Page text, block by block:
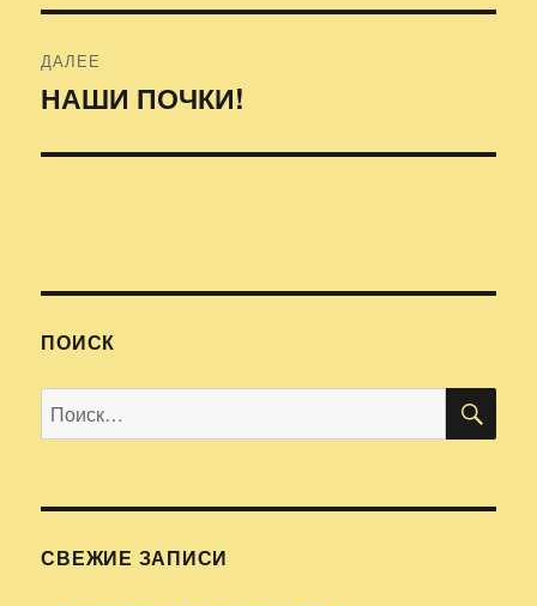
ДАЛЕЕ
Следующая
НАШИ ПОЧКИ!
ПОИСК
Искать:
СВЕЖИЕ ЗАПИСИ